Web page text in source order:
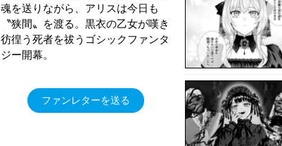
魂を送りながら、アリスは今日も
〝狭間〟を渡る。黒衣の乙女が嘆き
彷徨う死者を祓うゴシックファンタ
ジー開幕。
ファンレターを送る